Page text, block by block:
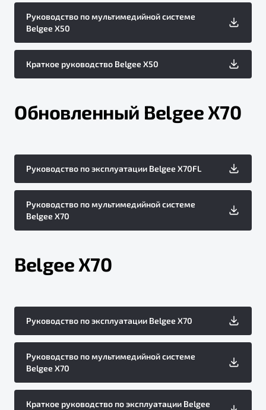
Руководство по мультимедийной системе
Belgee X50
Краткое руководство Belgee X50
Обновленный Belgee X70
Руководство по эксплуатации Belgee X70FL
Руководство по мультимедийной системе
Belgee X70
Belgee X70
Руководство по эксплуатации Belgee X70
Руководство по мультимедийной системе
Belgee X70
Краткое руководство по эксплуатации Belgee